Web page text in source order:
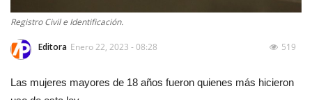
Registro Civil e Identificación.
Editora Enero 22, 2023 - 08:28 519
Las mujeres mayores de 18 años fueron quienes más hicieron